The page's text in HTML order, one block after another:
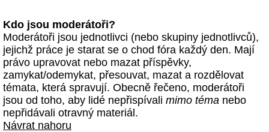
Kdo jsou moderátoři?
Moderátoři jsou jednotlivci (nebo skupiny jednotlivců),
jejichž práce je starat se o chod fóra každý den. Mají
právo upravovat nebo mazat příspěvky,
zamykat/odemykat, přesouvat, mazat a rozdělovat
témata, která spravují. Obecně řečeno, moderátoři
jsou od toho, aby lidé nepřispívali mimo téma nebo
nepřidávali otravný materiál.
Návrat nahoru